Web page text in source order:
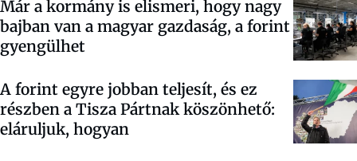
Már a kormány is elismeri, hogy nagy
bajban van a magyar gazdaság, a forint
gyengülhet
A forint egyre jobban teljesít, és ez
részben a Tisza Pártnak köszönhető:
eláruljuk, hogyan